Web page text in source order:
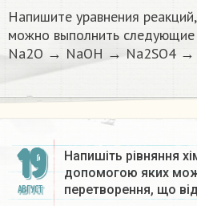
Напишите уравнения
можно выполнить
Na2O → NaOH → Na2SO4
19
АВГУСТ
Напишіть рівняння
допомогою яких
перетворення, що